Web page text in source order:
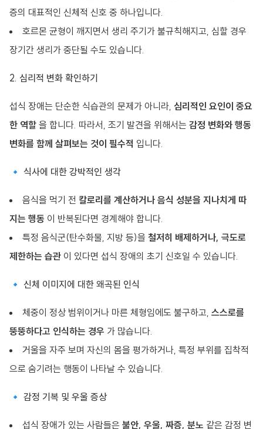
증의 대표적인 신체적 신호 중 하나입니다.
호르몬 균형이 깨지면서 생리 주기가 불규칙해지고, 심할 경우
장기간 생리가 중단될 수도 있습니다.
2. 심리적 변화 확인하기
섭식 장애는 단순한 식습관의 문제가 아니라, 심리적인 요인이 중요
한 역할 을 합니다. 따라서, 조기 발견을 위해서는 감정 변화와 행동
변화를 함께 살펴보는 것이 필수적 입니다.
🔹 식사에 대한 강박적인 생각
음식을 먹기 전 칼로리를 계산하거나 음식 성분을 지나치게 따
지는 행동 이 반복된다면 경계해야 합니다.
특정 음식군(탄수화물, 지방 등)을 철저히 배제하거나, 극도로
제한하는 습관 이 있다면 섭식 장애의 초기 신호일 수 있습니다.
🔹 신체 이미지에 대한 왜곡된 인식
체중이 정상 범위이거나 마른 체형임에도 불구하고, 스스로를
뚱뚱하다고 인식하는 경우 가 많습니다.
거울을 자주 보며 자신의 몸을 평가하거나, 특정 부위를 집착적
으로 숨기려는 행동이 나타날 수 있습니다.
🔹 감정 기복 및 우울 증상
섭식 장애가 있는 사람들은 불안, 우울, 짜증, 분노 같은 감정 변